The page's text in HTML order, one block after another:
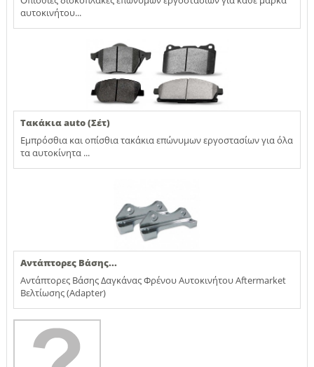
αυτοκινήτου...
Τακάκια auto (Σέτ)
Εμπρόσθια και οπίσθια τακάκια επώνυμων εργοστασίων για όλα
τα αυτοκίνητα ...
Αντάπτορες Βάσης...
Αντάπτορες Βάσης Δαγκάνας Φρένου Αυτοκινήτου Aftermarket
Βελτίωσης (Adapter)